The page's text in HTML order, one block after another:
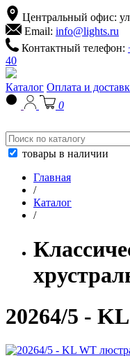
Центральный офис:
Email: info@lights.ru
Контактный телефон:
40
Каталог Оплата и
0
товары в наличии
Главная
/
Каталог
/
20264/5 -